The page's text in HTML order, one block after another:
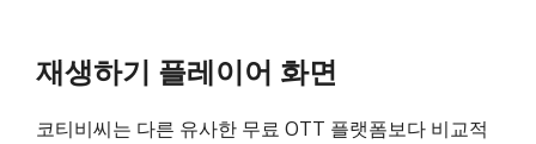
재생하기 플레이어 화면
코티비씨는 다른 유사한 무료 OTT 플랫폼보다 비교적